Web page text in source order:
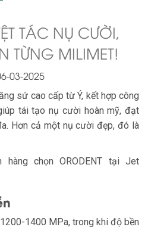
TÁC NỤ CƯỜI,
TỪNG MILIMET!
03-2025
sứ cao cấp từ Ý, kết hợp công
tái tạo nụ cười hoàn mỹ, đạt
Hơn cả một nụ cười đẹp, đó là
hàng chọn ORODENT tại Jet
1400 MPa, trong khi độ bền